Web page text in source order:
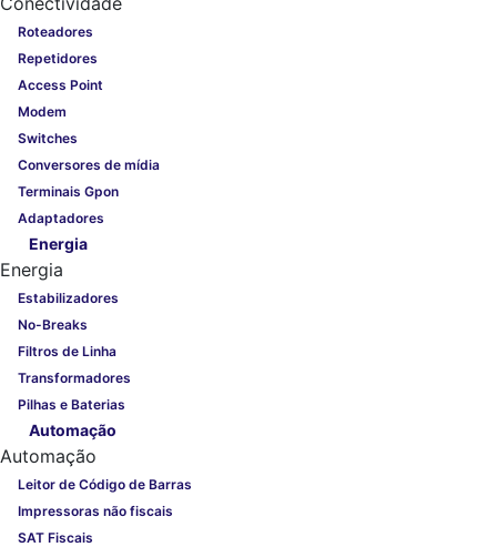
Roteadores
Repetidores
Access Point
Modem
Switches
Conversores de mídia
Terminais Gpon
Adaptadores
Energia
Energia
Estabilizadores
No-Breaks
Filtros de Linha
Transformadores
Pilhas e Baterias
Automação
Automação
Leitor de Código de Barras
Impressoras não fiscais
SAT Fiscais